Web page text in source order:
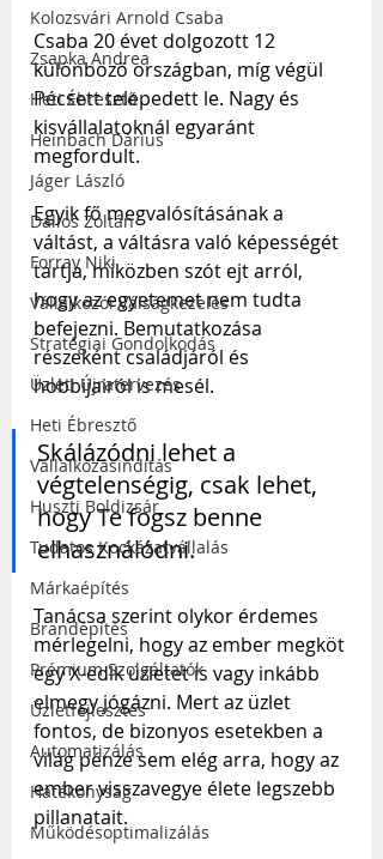
Kolozsvári Arnold Csaba
Zsapka Andrea
Heti Ébresztő
Heinbach Dárius
Jáger László
Dallos Zoltán
Forray Niki
Vállalkozói Válságkezelés
Stratégiai Gondolkodás
Üzleti Újratervezés
Heti Ébresztő
Vállalkozásindítás
Huszti Boldizsár
Tudatos Kockázatvállalás
Márkaépítés
Brandépítés
Prémium Szolgáltatók
Üzletfejlesztés
Automatizálás
Hatékonyság
Működésoptimalizálás
Csaba 20 évet dolgozott 12
különböző országban, míg végül
Pécsett telepedett le. Nagy és
kisvállalatoknál egyaránt
megfordult.
Egyik fő megvalósításának a
váltást, a váltásra való képességét
tartja, miközben szót ejt arról,
hogy az egyetemet nem tudta
befejezni. Bemutatkozása
részeként családjáról és
hobbijairól is mesél.
Skálázódni lehet a
végtelenségig, csak lehet,
hogy Te fogsz benne
elhasználódni.
Tanácsa szerint olykor érdemes
mérlegelni, hogy az ember megköt
egy X-edik üzletet is vagy inkább
elmegy jógázni. Mert az üzlet
fontos, de bizonyos esetekben a
világ pénze sem elég arra, hogy az
ember visszavegye élete legszebb
pillanatait.